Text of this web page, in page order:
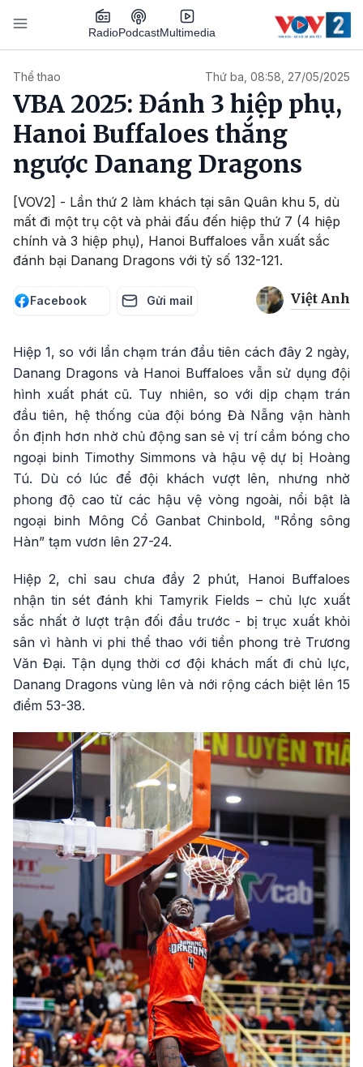
Nhảy đến nội dung
RadioPodcastMultimedia
Thể thao Thứ ba, 08:58, 27/05/2025
VBA 2025: Đánh 3 hiệp phụ,
Hanoi Buffaloes thắng
ngược Danang Dragons
[VOV2] - Lần thứ 2 làm khách tại sân Quân khu 5, dù
mất đi một trụ cột và phải đấu đến hiệp thứ 7 (4 hiệp
chính và 3 hiệp phụ), Hanoi Buffaloes vẫn xuất sắc
đánh bại Danang Dragons với tỷ số 132-121.
Facebook Gửi mail Việt Anh
Hiệp 1, so với lần chạm trán đầu tiên cách đây 2 ngày,
Danang Dragons và Hanoi Buffaloes vẫn sử dụng đội
hình xuất phát cũ. Tuy nhiên, so với dịp chạm trán
đầu tiên, hệ thống của đội bóng Đà Nẵng vận hành
ổn định hơn nhờ chủ động san sẻ vị trí cầm bóng cho
ngoại binh Timothy Simmons và hậu vệ dự bị Hoàng
Tú. Dù có lúc để đội khách vượt lên, nhưng nhờ
phong độ cao từ các hậu vệ vòng ngoài, nổi bật là
ngoại binh Mông Cổ Ganbat Chinbold, "Rồng sông
Hàn” tạm vươn lên 27-24.
Hiệp 2, chỉ sau chưa đầy 2 phút, Hanoi Buffaloes
nhận tin sét đánh khi Tamyrik Fields – chủ lực xuất
sắc nhất ở lượt trận đối đầu trước - bị trục xuất khỏi
sân vì hành vi phi thể thao với tiền phong trẻ Trương
Văn Đại. Tận dụng thời cơ đội khách mất đi chủ lực,
Danang Dragons vùng lên và nới rộng cách biệt lên 15
điểm 53-38.